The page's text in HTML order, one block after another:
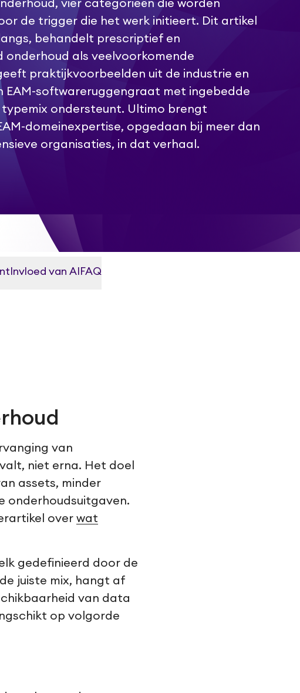
vier categorieën die worden
de trigger die het werk initieert. Dit artikel
behandelt prescriptief en
onderhoud als veelvoorkomende
praktijkvoorbeelden uit de industrie en
EAM-softwareruggengraat met ingebedde
typemix ondersteunt. Ultimo brengt
domeinexpertise, opgedaan bij meer dan
organisaties, in dat verhaal.
Invloed van AI FAQ
van
niet erna. Het doel
assets, minder
onderhoudsuitgaven.
over wat
gedefinieerd door de
juiste mix, hangt af
van data
op volgorde